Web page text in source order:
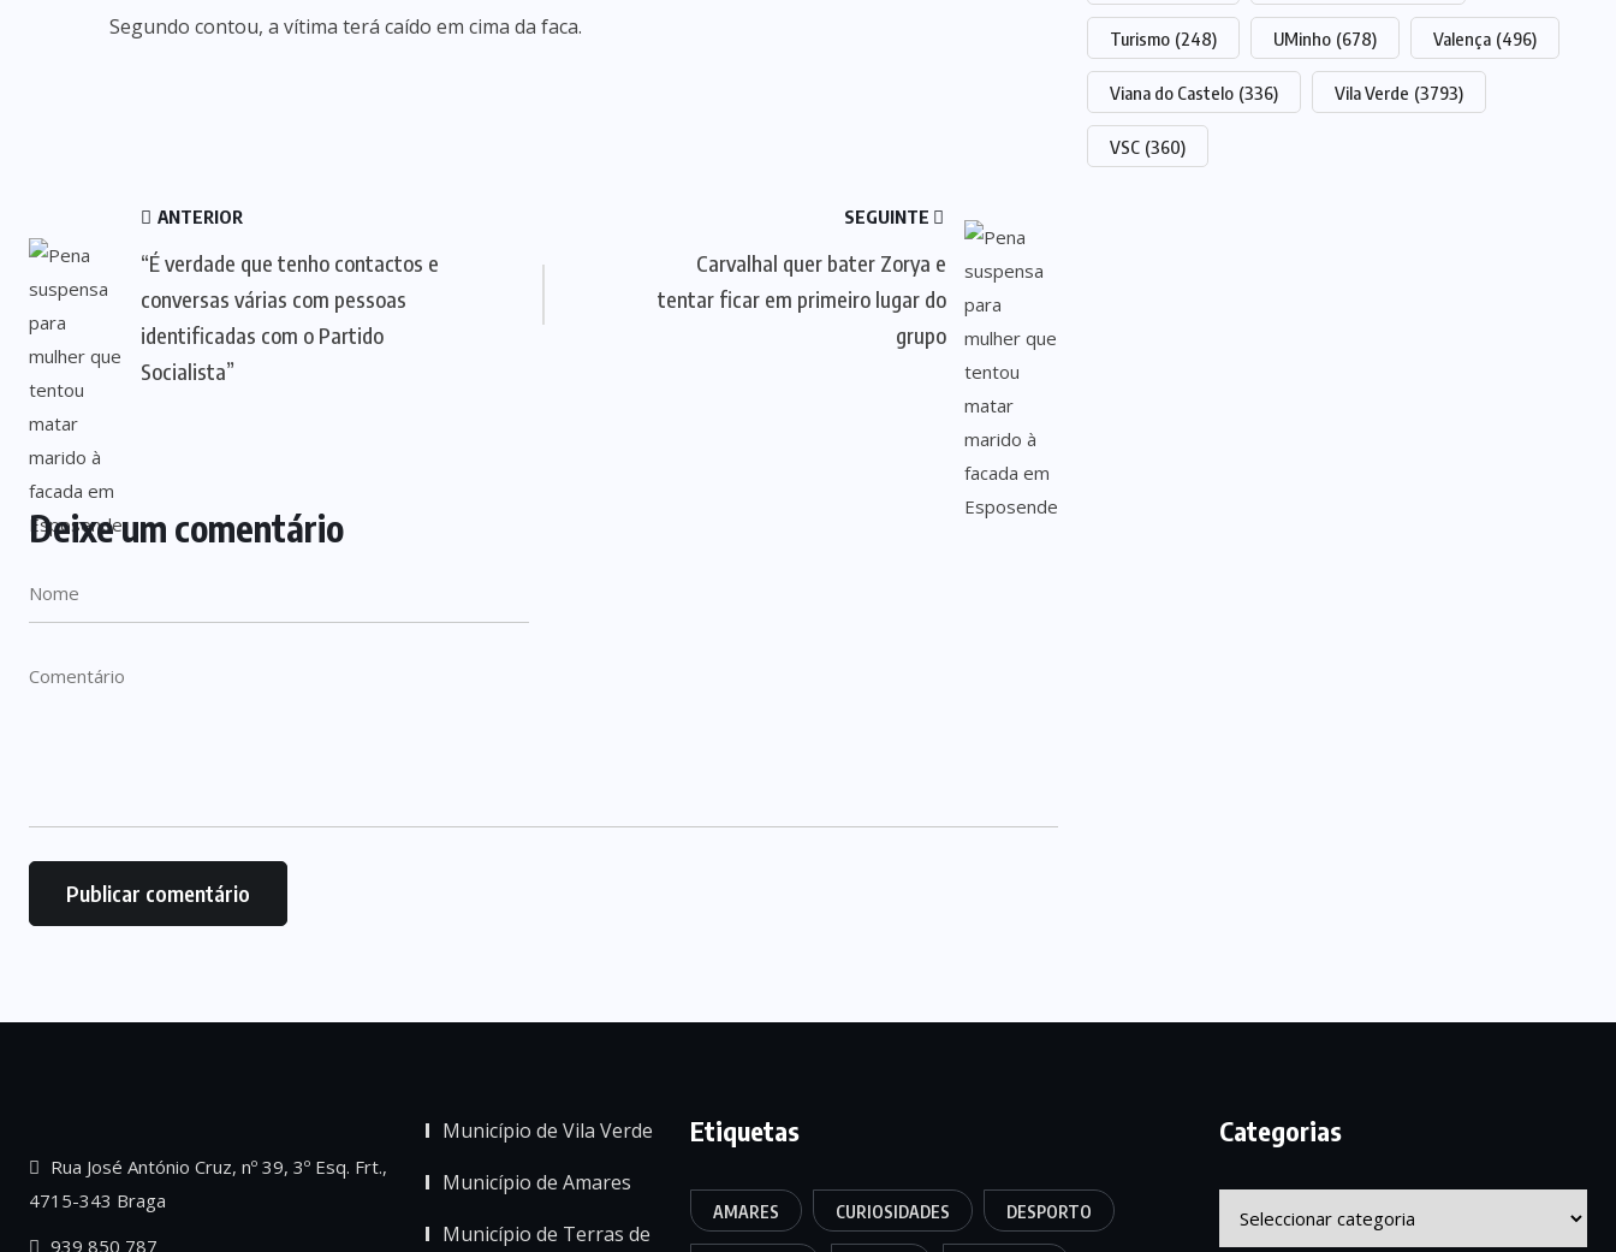
Segundo contou, a vítima terá caído em cima da faca.
ANTERIOR
“É verdade que tenho contactos e
conversas várias com pessoas
identificadas com o Partido
Socialista”
SEGUINTE
Carvalhal quer bater Zorya e
tentar ficar em primeiro lugar do
grupo
Deixe um comentário
Turismo (248) UMinho (678) Valença (496)
Viana do Castelo (336) Vila Verde (3793)
VSC (360)
Rua José António Cruz, nº 39, 3º Esq. Frt.,
4715-343 Braga
939 850 787
Município de Vila Verde
Município de Amares
Município de Terras de
Etiquetas
AMARES CURIOSIDADES DESPORTO
Categorias